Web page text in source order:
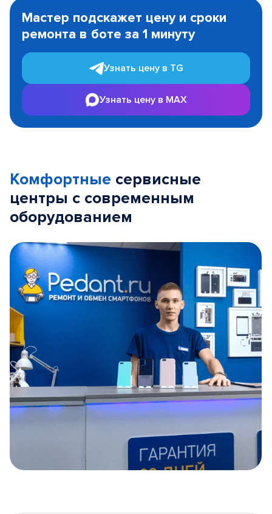
1
Мастер подскажет цену и сроки
ремонта в боте за 1 минуту
Узнать цену в TG
Узнать цену в MAX
Комфортные сервисные
центры с современным
оборудованием